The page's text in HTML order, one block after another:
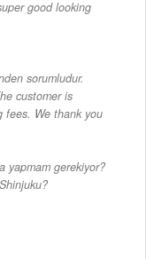
good looking
sorumludur.
customer is
fees. We thank you
yapmam gerekiyor?